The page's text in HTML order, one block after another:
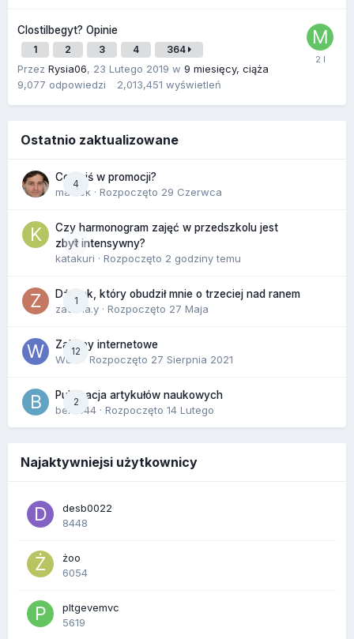
Clostilbegyt? Opinie
1 2 3 4 364
Przez Rysia06, 23 Lutego 2019 w 9 miesięcy, ciąża
9,077 odpowiedzi 2,013,451 wyświetleń
Ostatnio zaktualizowane
4
Co dziś w promocji?
maciek · Rozpoczęto 29 Czerwca
0
Czy harmonogram zajęć w przedszkolu jest
zbyt intensywny?
katakuri · Rozpoczęto 2 godziny temu
1
Dźwięk, który obudził mnie o trzeciej nad ranem
zackr.a.y · Rozpoczęto 27 Maja
12
Zakupy internetowe
Wula
· Rozpoczęto 27 Sierpnia 2021
2
Publikacja artykułów naukowych
berus44 · Rozpoczęto 14 Lutego
Najaktywniejsi użytkownicy
desb0022
8448
żoo
6054
pltgevemvc
5619